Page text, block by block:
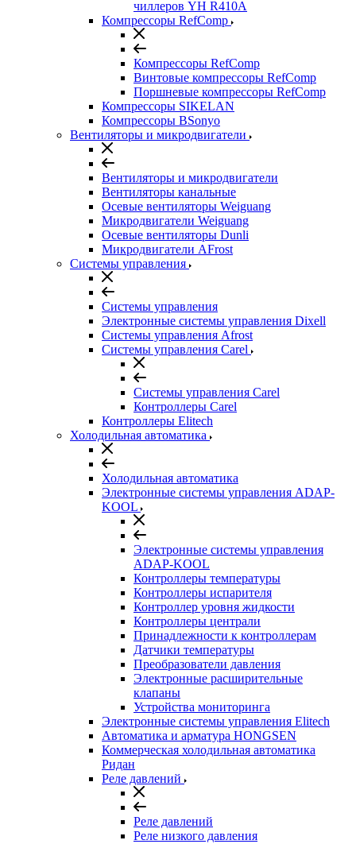
чиллеров YH R410A
Компрессоры RefComp
Компрессоры RefComp
Винтовые компрессоры RefComp
Поршневые компрессоры RefComp
Компрессоры SIKELAN
Компрессоры BSonyo
Вентиляторы и микродвигатели
Вентиляторы и микродвигатели
Вентиляторы канальные
Осевые вентиляторы Weiguang
Микродвигатели Weiguang
Осевые вентиляторы Dunli
Микродвигатели AFrost
Системы управления
Системы управления
Электронные системы управления Dixell
Системы управления Afrost
Системы управления Carel
Системы управления Carel
Контроллеры Carel
Контроллеры Elitech
Холодильная автоматика
Холодильная автоматика
Электронные системы управления ADAP-
KOOL
Электронные системы управления
ADAP-KOOL
Контроллеры температуры
Контроллеры испарителя
Контроллер уровня жидкости
Контроллеры централи
Принадлежности к контроллерам
Датчики температуры
Преобразователи давления
Электронные расширительные
клапаны
Устройства мониторинга
Электронные системы управления Elitech
Автоматика и арматура HONGSEN
Коммерческая холодильная автоматика
Ридан
Реле давлений
Реле давлений
Реле низкого давления